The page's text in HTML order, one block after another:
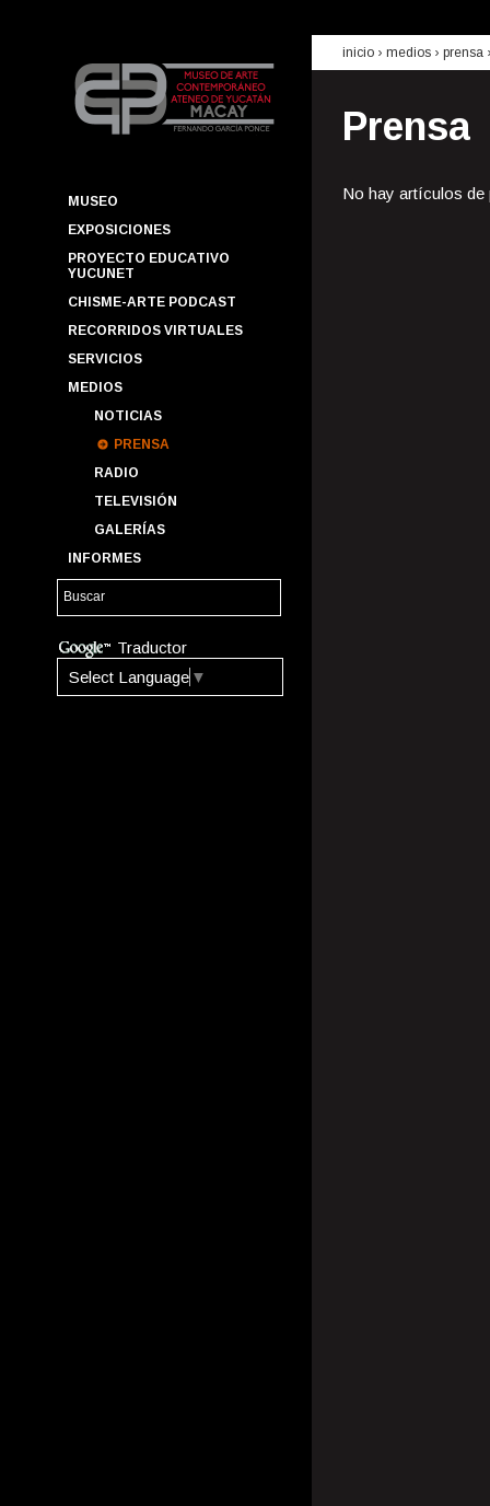
MUSEO
EXPOSICIONES
PROYECTO EDUCATIVO
YUCUNET
CHISME-ARTE PODCAST
RECORRIDOS VIRTUALES
SERVICIOS
MEDIOS
NOTICIAS
PRENSA
RADIO
TELEVISIÓN
GALERÍAS
INFORMES
Traductor
Select Language ▼
inicio › medios › prensa
Prensa
No hay artículos de